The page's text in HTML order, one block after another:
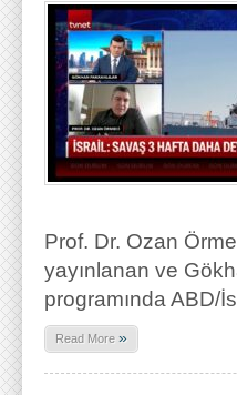
Prof. Dr. Ozan
yayınlanan ve
programında ABD/
Read More »